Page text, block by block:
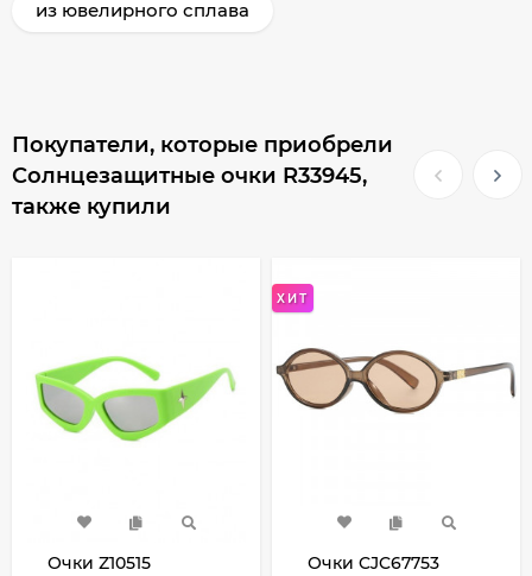
из ювелирного сплава
Покупатели, которые приобрели
Солнцезащитные очки R33945,
также купили
Очки Z10515
ХИТ
Очки CJC67753